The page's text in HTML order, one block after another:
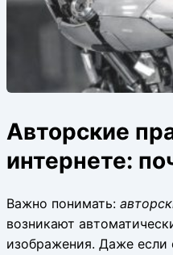
Авторские
интернете:
Важно понимать:
возникают
изображения. Даже если